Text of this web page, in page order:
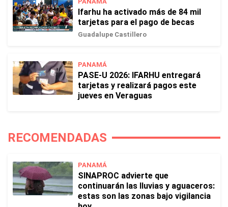
Ifarhu ha activado más de 84 mil
tarjetas para el pago de becas
Guadalupe Castillero
PANAMÁ
PASE-U 2026: IFARHU entregará
tarjetas y realizará pagos este
jueves en Veraguas
RECOMENDADAS
PANAMÁ
SINAPROC advierte que
continuarán las lluvias y aguaceros:
estas son las zonas bajo vigilancia